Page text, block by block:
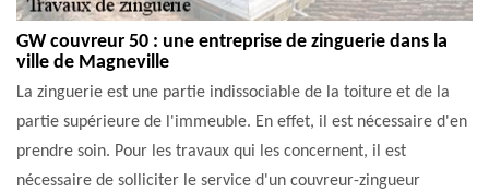
GW couvreur 50 : une entreprise de zinguerie dans la
ville de Magneville
La zinguerie est une partie indissociable de la toiture et de la
partie supérieure de l'immeuble. En effet, il est nécessaire d'en
prendre soin. Pour les travaux qui les concernent, il est
nécessaire de solliciter le service d'un couvreur-zingueur